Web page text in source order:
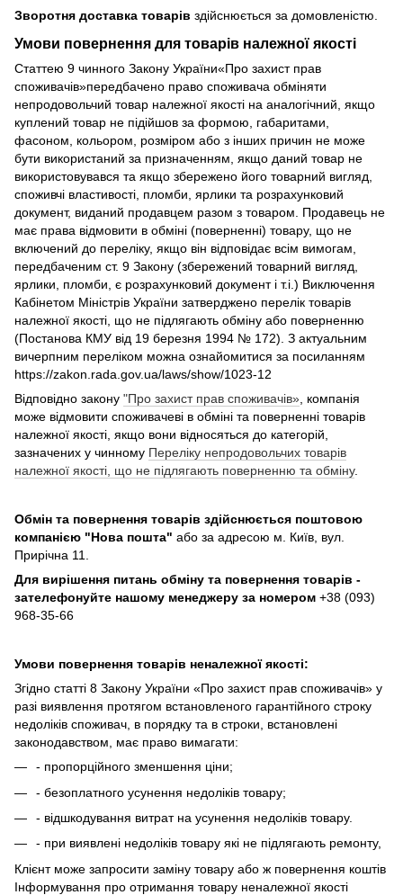
Зворотня доставка товарів здійснюється за домовленістю.
Умови повернення для товарів належної якості
Статтею 9 чинного Закону України«Про захист прав
споживачів»передбачено право споживача обміняти
непродовольчий товар належної якості на аналогічний, якщо
куплений товар не підійшов за формою, габаритами,
фасоном, кольором, розміром або з інших причин не може
бути використаний за призначенням, якщо даний товар не
використовувався та якщо збережено його товарний вигляд,
споживчі властивості, пломби, ярлики та розрахунковий
документ, виданий продавцем разом з товаром. Продавець не
має права відмовити в обміні (поверненні) товару, що не
включений до переліку, якщо він відповідає всім вимогам,
передбаченим ст. 9 Закону (збережений товарний вигляд,
ярлики, пломби, є розрахунковий документ і т.і.) Виключення
Кабінетом Міністрів України затверджено перелік товарів
належної якості, що не підлягають обміну або поверненню
(Постанова КМУ від 19 березня 1994 № 172). З актуальним
вичерпним переліком можна ознайомитися за посиланням
https://zakon.rada.gov.ua/laws/show/1023-12
Відповідно закону "Про захист прав споживачів» , компанія
може відмовити споживачеві в обміні та поверненні товарів
належної якості, якщо вони відносяться до категорій,
зазначених у чинному Переліку непродовольчих товарів
належної якості, що не підлягають поверненню та обміну.
Обмін та повернення товарів здійснюється поштовою
компанією "Нова пошта" або за адресою м. Київ, вул.
Прирічна 11.
Для вирішення питань обміну та повернення товарів -
зателефонуйте нашому менеджеру за номером +38 (093)
968-35-66
Умови повернення товарів неналежної якості:
Згідно статті 8 Закону України «Про захист прав споживачів» у
разі виявлення протягом встановленого гарантійного строку
недоліків споживач, в порядку та в строки, встановлені
законодавством, має право вимагати:
- пропорційного зменшення ціни;
- безоплатного усунення недоліків товару;
- відшкодування витрат на усунення недоліків товару.
- при виявлені недоліків товару які не підлягають ремонту,
Клієнт може запросити заміну товару або ж повернення коштів
Інформування про отримання товару неналежної якості